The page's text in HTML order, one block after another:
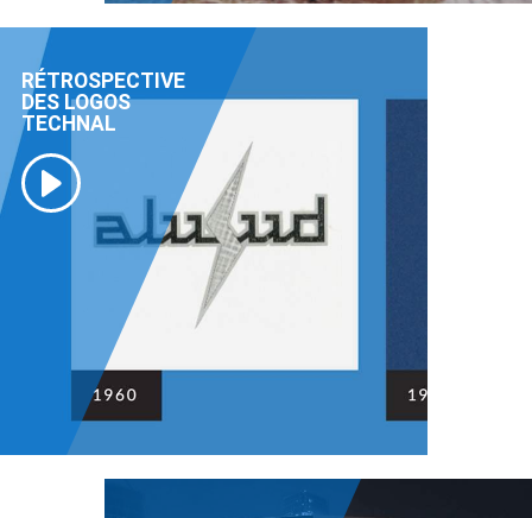
RÉTROSPECTIVE
DES LOGOS
TECHNAL